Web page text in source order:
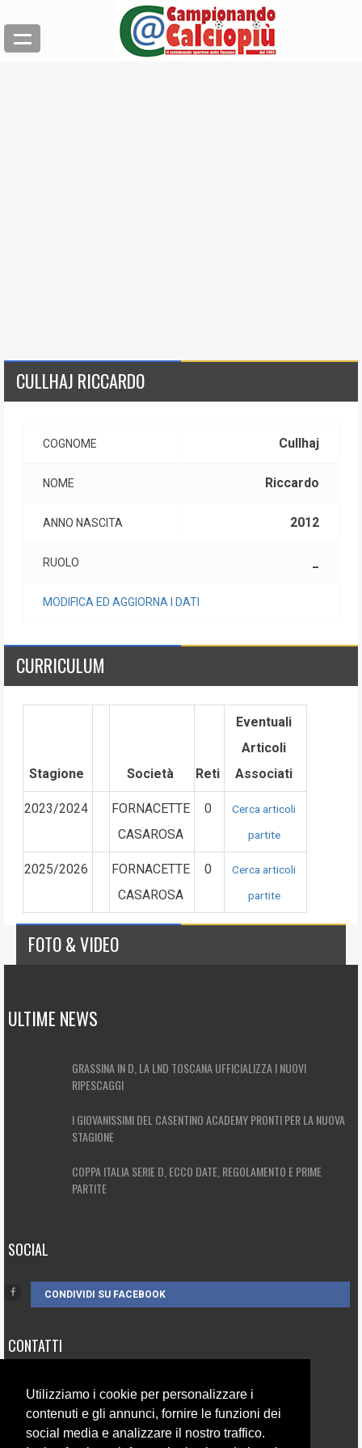
Utilizziamo i cookie per personalizzare i
contenuti e gli annunci, fornire le funzioni dei
social media e analizzare il nostro traffico.
CULLHAJ RICCARDO
COGNOME Cullhaj
NOME Riccardo
ANNO NASCITA 2012
RUOLO
MODIFICA ED AGGIORNA I DATI
CURRICULUM
Stagione Società Reti
Eventuali
Articoli
Associati
2023/2024
FORNACETTE
CASAROSA
0
Cerca articoli
partite
2025/2026
FORNACETTE
CASAROSA
0
Cerca articoli
partite
FOTO & VIDEO
ULTIME NEWS
GRASSINA IN D, LA LND TOSCANA UFFICIALIZZA I NUOVI
RIPESCAGGI
I GIOVANISSIMI DEL CASENTINO ACADEMY PRONTI PER LA NUOVA
STAGIONE
COPPA ITALIA SERIE D, ECCO DATE, REGOLAMENTO E PRIME
PARTITE
SOCIAL
CONDIVIDI SU FACEBOOK
CONTATTI
3385262752
info@campionando.it